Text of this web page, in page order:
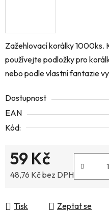
Zažehlovací korálky 1000ks.
používejte podložky pro
nebo podle vlastní fantazie
Dostupnost
EAN
Kód:
59 Kč
48,76 Kč bez DPH
Tisk Zeptat se